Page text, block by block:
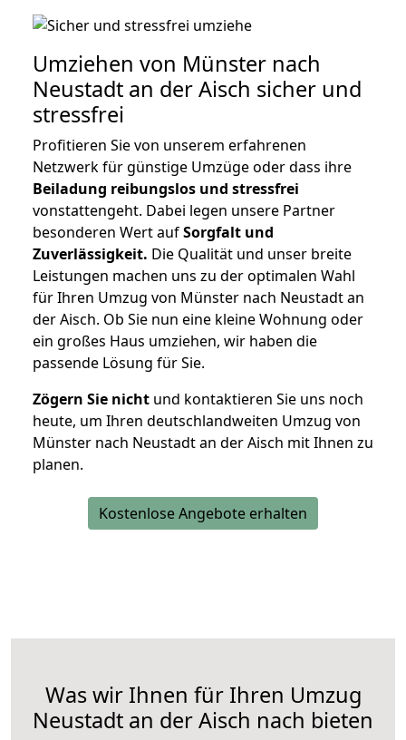
Umziehen von Münster nach
Neustadt an der Aisch sicher und
stressfrei
Profitieren Sie von unserem erfahrenen
Netzwerk für günstige Umzüge oder dass ihre
Beiladung reibungslos und stressfrei
vonstattengeht. Dabei legen unsere Partner
besonderen Wert aufSorgfalt und
Zuverlässigkeit. Die Qualität und unser breite
Leistungen machen uns zu der optimalen Wahl
für Ihren Umzug von Münster nach Neustadt an
der Aisch. Ob Sie nun eine kleine Wohnung oder
ein großes Haus umziehen, wir haben die
passende Lösung für Sie.
Zögern Sie nicht und kontaktieren Sie uns noch
heute, um Ihren deutschlandweiten Umzug von
Münster nach Neustadt an der Aisch mit Ihnen zu
planen.
Kostenlose Angebote erhalten
Was wir Ihnen für Ihren Umzug
Neustadt an der Aisch nach bieten